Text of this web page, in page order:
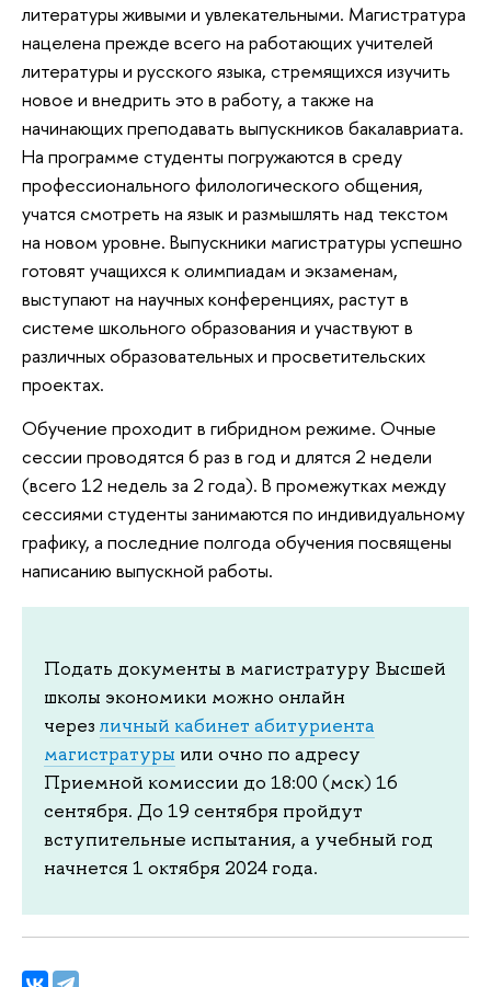
литературы живыми и увлекательными. Магистратура
нацелена прежде всего на работающих учителей
литературы и русского языка, стремящихся изучить
новое и внедрить это в работу, а также на
начинающих преподавать выпускников бакалавриата.
На программе студенты погружаются в среду
профессионального филологического общения,
учатся смотреть на язык и размышлять над текстом
на новом уровне. Выпускники магистратуры успешно
готовят учащихся к олимпиадам и экзаменам,
выступают на научных конференциях, растут в
системе школьного образования и участвуют в
различных образовательных и просветительских
проектах.
Обучение проходит в гибридном режиме. Очные
сессии проводятся 6 раз в год и длятся 2 недели
(всего 12 недель за 2 года). В промежутках между
сессиями студенты занимаются по индивидуальному
графику, а последние полгода обучения посвящены
написанию выпускной работы.
Подать документы в магистратуру Высшей
школы экономики можно онлайн
через личный кабинет абитуриента
магистратуры или очно по адресу
Приемной комиссии до 18:00 (мск) 16
сентября. До 19 сентября пройдут
вступительные испытания, а учебный год
начнется 1 октября 2024 года.